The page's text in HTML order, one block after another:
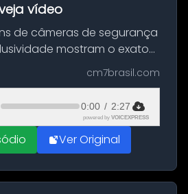
vídeo
de câmeras de segurança
mostram o exato
do principal suspeito da
de 28 anos. O crime
último d...
cm7brasil.com
0:00 / 2:27
powered by VOICEXPRESS
Ver Original